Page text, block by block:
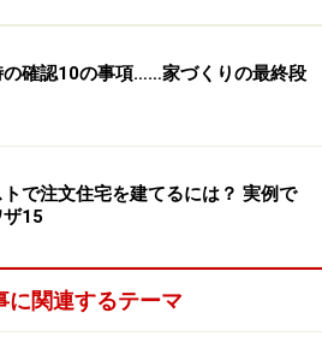
じることができ、冬は暖かく調湿
リングの上で大の字にはなれま
。畳の香りを感じられるくつろ
れます。
スペース。
の確認10の事項……家づくりの最終段
トで注文住宅を建てるには？ 実例で
ザ15
に関連するテーマ